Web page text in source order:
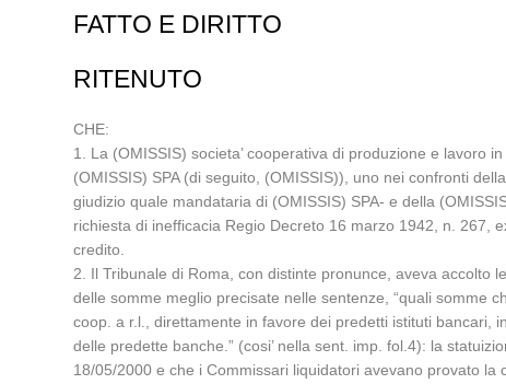
FATTO E DIRITTO
RITENUTO
CHE:
1. La (OMISSIS) societa’ cooperativa di produzione e lavoro
(OMISSIS) SPA (di seguito, (OMISSIS)), uno nei confronti
giudizio quale mandataria di (OMISSIS) SPA- e della
richiesta di inefficacia Regio Decreto 16 marzo 1942, n. 267,
credito.
2. Il Tribunale di Roma, con distinte pronunce, aveva accolto
delle somme meglio precisate nelle sentenze, “quali somme
coop. a r.l., direttamente in favore dei predetti istituti bancari,
delle predette banche.” (cosi’ nella sent. imp. fol.4): la
18/05/2000 e che i Commissari liquidatori avevano provato